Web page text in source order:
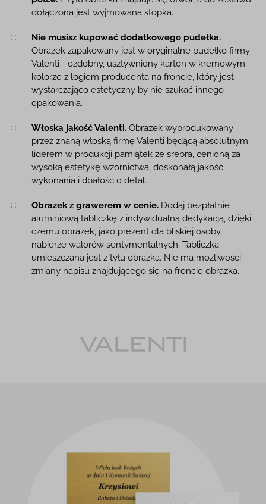
dołączona jest wyjmowana stopka.
Nie musisz kupować dodatkowego pudełka.
Obrazek zapakowany jest w oryginalne pudełko firmy
Valenti - ozdobny, usztywniony karton w kremowym
kolorze z logiem producenta na froncie, który jest
wystarczająco estetyczny by nie szukać innego
opakowania.
Włoska jakość Valenti.Obrazek wyprodukowany
przez znaną włoską firmę Valenti będącą absolutnym
liderem w produkcji pamiątek ze srebra, cenioną za
wysoką estetykę wzornictwa, doskonałą jakość
wykonania i dbałość o detal.
Obrazek z grawerem w cenie.Dodaj bezpłatnie
aluminiową tabliczkę z indywidualną dedykacją, dzięki
czemu obrazek, jako prezent dla bliskiej osoby,
nabierze walorów sentymentalnych. Tabliczka
umieszczana jest z tyłu obrazka. Nie ma możliwości
zmiany napisu znajdującego się na froncie obrazka.